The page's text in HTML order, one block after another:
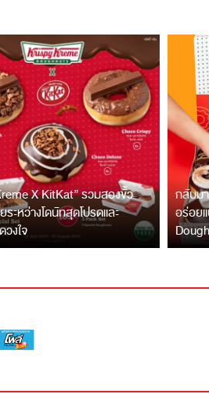
X KitKat” รวมสองขั้ว
ะหว่างโดนัทสุดโปรดและ
วงใจ
กลับม
อร่อย